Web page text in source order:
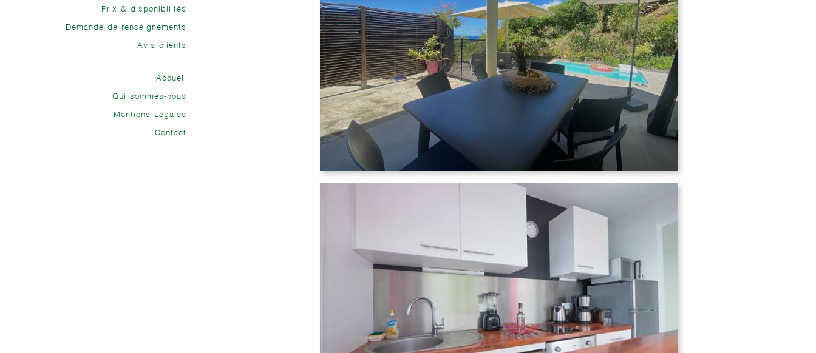
Prix & disponibilités
Demande de renseignements
Avis clients
Accueil
Qui sommes-nous
Mentions Légales
Contact